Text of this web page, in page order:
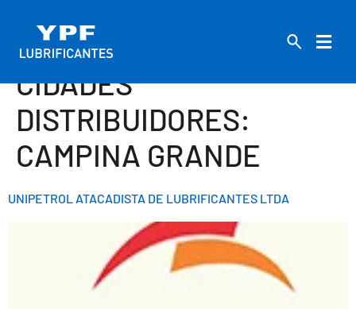
CIDADES
DISTRIBUIDORES:
CAMPINA GRANDE
UNIPETROL ATACADISTA DE LUBRIFICANTES LTDA